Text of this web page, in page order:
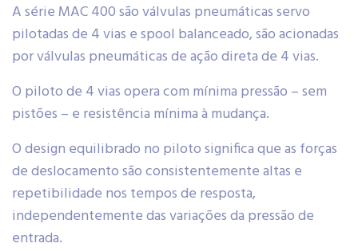
A série MAC 400 são válvulas pneumáticas servo
pilotadas de 4 vias e spool balanceado, são acionadas
por válvulas pneumáticas de ação direta de 4 vias.
O piloto de 4 vias opera com mínima pressão – sem
pistões – e resistência mínima à mudança.
O design equilibrado no piloto significa que as forças
de deslocamento são consistentemente altas e
repetibilidade nos tempos de resposta,
independentemente das variações da pressão de
entrada.